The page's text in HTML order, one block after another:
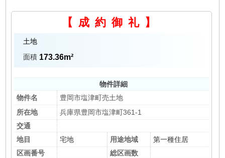
【成約御礼】
土地
面積 173.36m²
物件詳細
物件名
豊岡市塩津町売土地
所在地
兵庫県豊岡市塩津町361-1
交通
地目
宅地 用途地域
第一種住居
区画番号
総区画数